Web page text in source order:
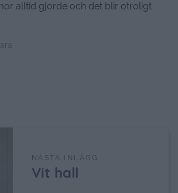
alltid gjorde och det blir otroligt
NÄSTA INLÄGG
Vit hall